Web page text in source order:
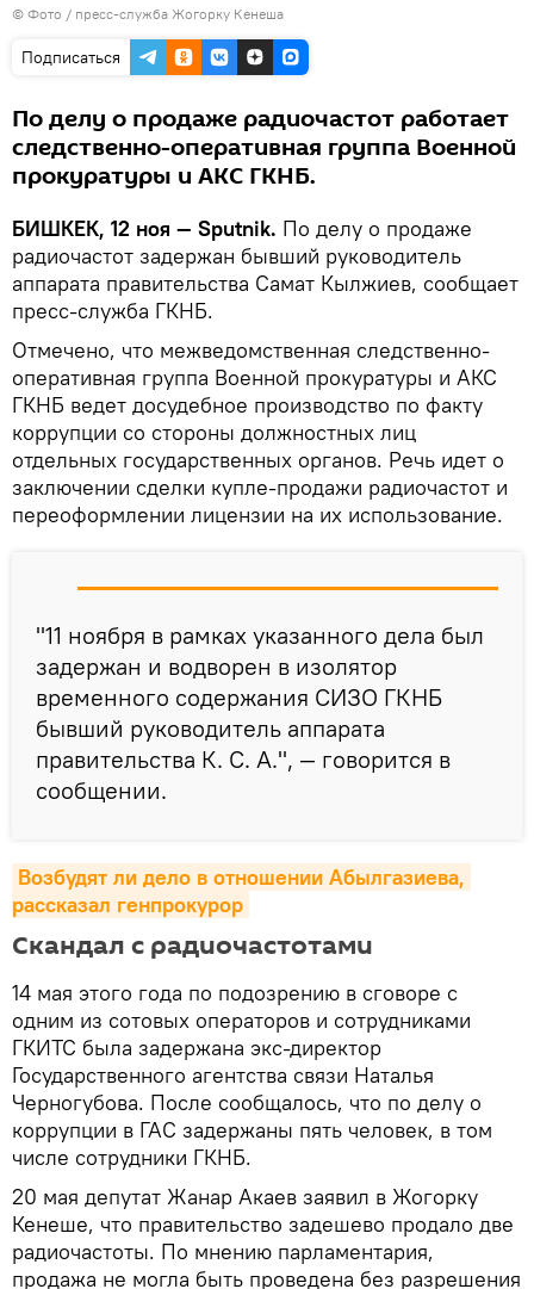
© Фото / пресс-служба Жогорку Кенеша
Подписаться
По делу о продаже радиочастот работает
следственно-оперативная группа Военной
прокуратуры и АКС ГКНБ.
БИШКЕК, 12 ноя — Sputnik. По делу о продаже
радиочастот задержан бывший руководитель
аппарата правительства Самат Кылжиев, сообщает
пресс-служба ГКНБ.
Отмечено, что межведомственная следственно-
оперативная группа Военной прокуратуры и АКС
ГКНБ ведет досудебное производство по факту
коррупции со стороны должностных лиц
отдельных государственных органов. Речь идет о
заключении сделки купле-продажи радиочастот и
переоформлении лицензии на их использование.
"11 ноября в рамках указанного дела был
задержан и водворен в изолятор
временного содержания СИЗО ГКНБ
бывший руководитель аппарата
правительства К. С. А.", — говорится в
сообщении.
Возбудят ли дело в отношении Абылгазиева,
рассказал генпрокурор
Скандал с радиочастотами
14 мая этого года по подозрению в сговоре с
одним из сотовых операторов и сотрудниками
ГКИТС была задержана экс-директор
Государственного агентства связи Наталья
Черногубова. После сообщалось, что по делу о
коррупции в ГАС задержаны пять человек, в том
числе сотрудники ГКНБ.
20 мая депутат Жанар Акаев заявил в Жогорку
Кенеше, что правительство задешево продало две
радиочастоты. По мнению парламентария,
продажа не могла быть проведена без разрешения